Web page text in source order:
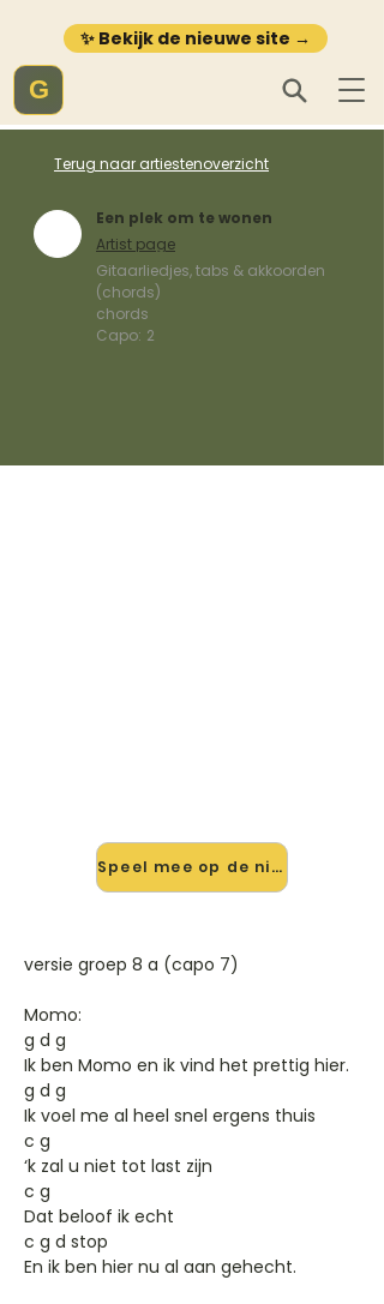
✨ Bekijk de nieuwe site →
G
Terug naar artiestenoverzicht
Een plek om te wonen
Artist page
Gitaarliedjes, tabs & akkoorden
(chords)
chords
Capo: 2
Speel mee op de nieuwe site →
versie groep 8 a (capo 7)
Momo:
g d g
Ik ben Momo en ik vind het prettig hier.
g d g
Ik voel me al heel snel ergens thuis
c g
‘k zal u niet tot last zijn
c g
Dat beloof ik echt
c g d stop
En ik ben hier nu al aan gehecht.